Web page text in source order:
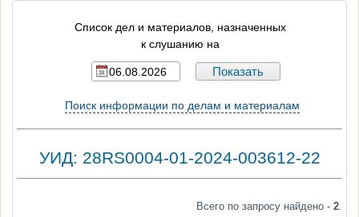
Список дел и материалов, назначенных
к слушанию на
Поиск информации по делам и материалам
УИД: 28RS0004-01-2024-003612-22
Всего по запросу найдено - 2.